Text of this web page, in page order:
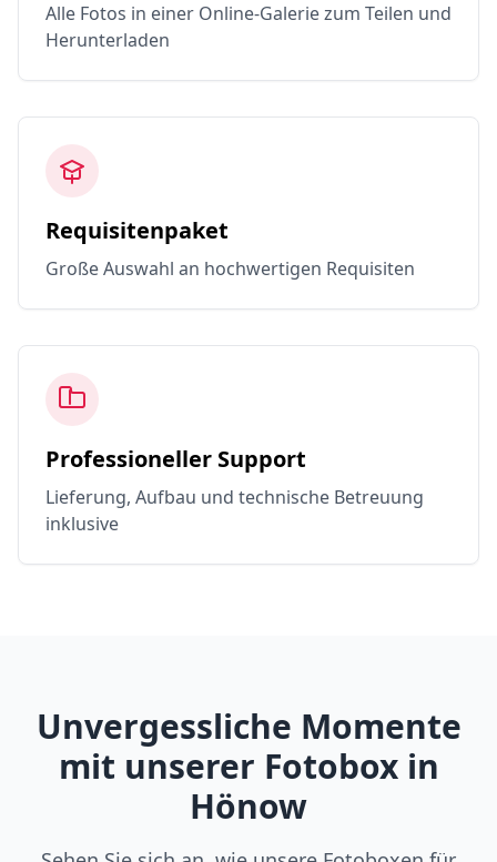
Alle Fotos in einer Online-Galerie zum Teilen und
Herunterladen
Requisitenpaket
Große Auswahl an hochwertigen Requisiten
Professioneller Support
Lieferung, Aufbau und technische Betreuung
inklusive
Unvergessliche Momente
mit unserer Fotobox in
Hönow